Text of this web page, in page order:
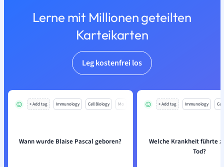
Lerne mit Millionen geteilten
Karteikarten
Leg kostenfrei los
+ Add tag Immunology Cell Biology Mo
Wann wurde Blaise Pascal geboren?
+ Add tag Immunology
Welche Krankheit führte
Tod?